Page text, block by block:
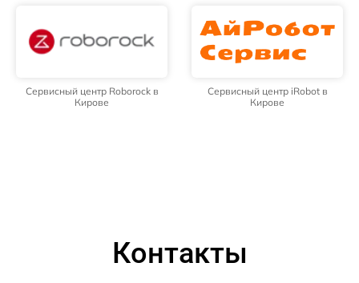
Сервисный центр Roborock в
Кирове
Сервисный центр iRobot в
Кирове
Контакты